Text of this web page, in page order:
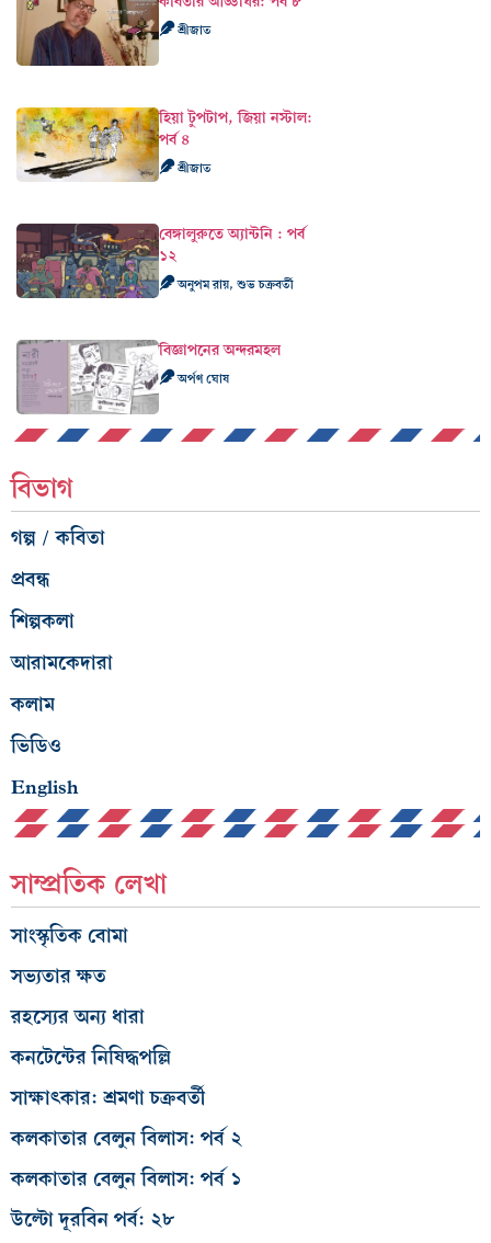
শ্রীজাত
হিয়া টুপটাপ, জিয়া নস্টাল:
পর্ব ৪
শ্রীজাত
বেঙ্গালুরুতে অ্যান্টনি : পর্ব
১২
অনুপম রায়, শুভ চক্রবর্তী
বিজ্ঞাপনের অন্দরমহল
অর্পণ ঘোষ
বিভাগ
গল্প / কবিতা
প্রবন্ধ
শিল্পকলা
আরামকেদারা
কলাম
ভিডিও
English
সাম্প্রতিক লেখা
সাংস্কৃতিক বোমা
সভ্যতার ক্ষত
রহস্যের অন্য ধারা
কনটেন্টের নিষিদ্ধপল্লি
সাক্ষাৎকার: শ্রমণা চক্রবর্তী
কলকাতার বেলুন বিলাস: পর্ব ২
কলকাতার বেলুন বিলাস: পর্ব ১
উল্টো দূরবিন পর্ব: ২৮